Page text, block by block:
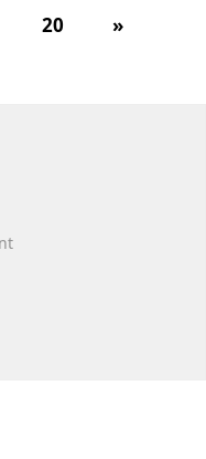
20 »